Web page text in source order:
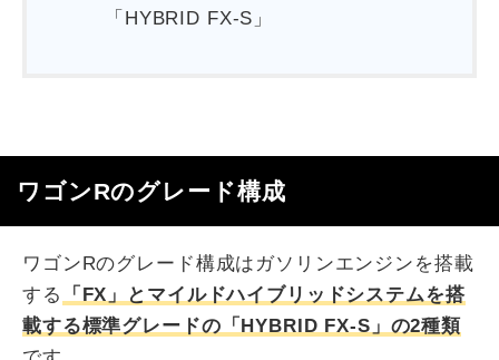
「HYBRID FX-S」
ワゴンRのグレード構成
ワゴンRのグレード構成はガソリンエンジンを搭載
する
「FX」とマイルドハイブリッドシステムを搭
載する標準グレードの「HYBRID FX-S」の2種類